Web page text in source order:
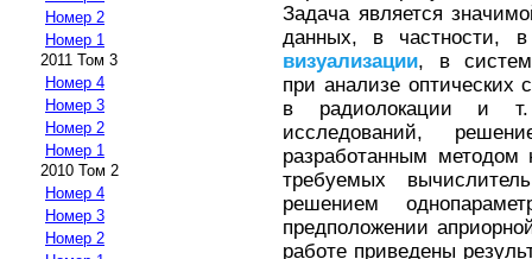
Номер 2
Номер 1
2011 Том 3
Номер 4
Номер 3
Номер 2
Номер 1
2010 Том 2
Номер 4
Номер 3
Номер 2
Задача является
данных, в частности,
визуализации, в
при анализе оптических
в радиолокации и
исследований,
разработанным
требуемых
решением
предположении
работе приведены